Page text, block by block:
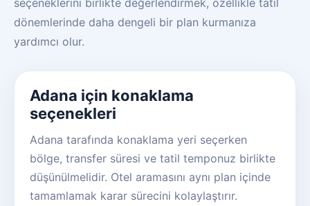
dönemlerinde daha dengeli bir plan kurmanıza
yardımcı olur.
Adana için konaklama
seçenekleri
Adana tarafında konaklama yeri seçerken
bölge, transfer süresi ve tatil temponuz birlikte
düşünülmelidir. Otel aramasını aynı plan içinde
tamamlamak karar sürecini kolaylaştırır.